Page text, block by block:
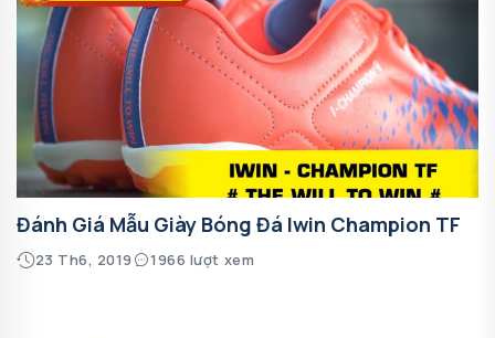
Đánh Giá Mẫu Giày Bóng Đá Iwin Champion TF
23 Th6, 2019 1966 lượt xem